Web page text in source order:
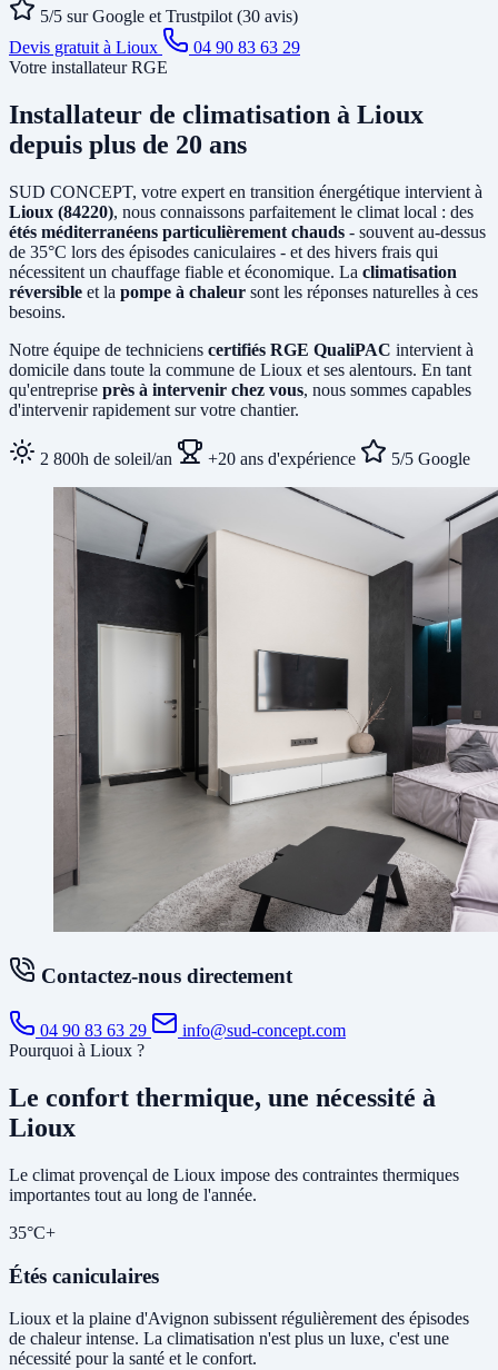
5/5 sur Google et Trustpilot (30 avis)
Devis gratuit à Lioux
04 90 83 63 29
Votre installateur RGE
Installateur de climatisation à Lioux
depuis plus de 20 ans
SUD CONCEPT, votre expert en transition énergétique intervient à
Lioux (84220), nous connaissons parfaitement le climat local : des
étés méditerranéens particulièrement chauds - souvent au-dessus
de 35°C lors des épisodes caniculaires - et des hivers frais qui
nécessitent un chauffage fiable et économique. La climatisation
réversible et la pompe à chaleur sont les réponses naturelles à ces
besoins.
Notre équipe de techniciens certifiés RGE QualiPAC intervient à
domicile dans toute la commune de Lioux et ses alentours. En tant
qu'entreprise près à intervenir chez vous, nous sommes capables
d'intervenir rapidement sur votre chantier.
2 800h de soleil/an +20 ans d'expérience 5/5 Google
Contactez-nous directement
04 90 83 63 29
info@sud-concept.com
Pourquoi à Lioux ?
Le confort thermique, une nécessité à
Lioux
Le climat provençal de Lioux impose des contraintes thermiques
importantes tout au long de l'année.
35°C+
Étés caniculaires
Lioux et la plaine d'Avignon subissent régulièrement des épisodes
de chaleur intense. La climatisation n'est plus un luxe, c'est une
nécessité pour la santé et le confort.